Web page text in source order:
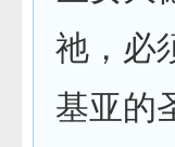
祂，必
基亚的